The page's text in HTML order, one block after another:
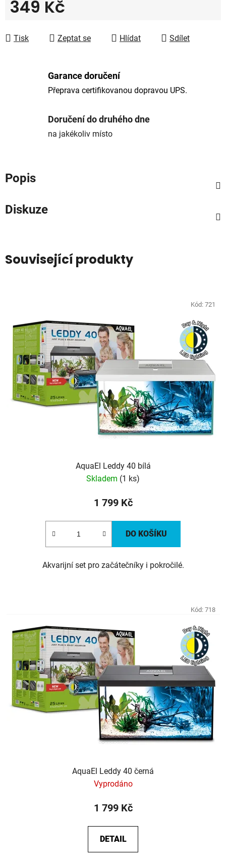
349 Kč
Tisk
Zeptat se Hlídat Sdílet
Garance doručení
Přeprava certifikovanou dopravou UPS.
Doručení do druhého dne
na jakékoliv místo
Popis
Diskuze
Související produkty
AquaEl Leddy 40 bílá
Skladem (1 ks)
1 799 Kč
DO KOŠÍKU
Akvarijní set pro začátečníky i pokročilé.
Kód: 721
AquaEl Leddy 40 černá
Vyprodáno
1 799 Kč
DETAIL
Kód: 718